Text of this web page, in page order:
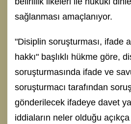
sağlanması amaçlanıyor.
"Disiplin soruşturması, ifade
hakkı" başlıklı hükme göre,
soruşturmasında ifade ve
soruşturmacı tarafından
gönderilecek ifadeye davet
iddiaların neler olduğu